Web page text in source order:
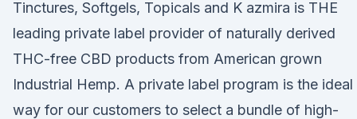
Tinctures, Softgels, Topicals and K azmira is THE
leading private label provider of naturally derived
THC-free CBD products from American grown
Industrial Hemp. A private label program is the ideal
way for our customers to select a bundle of high-